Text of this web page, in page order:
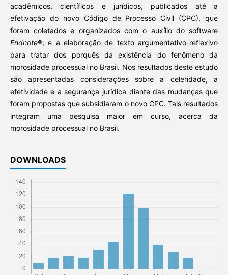
acadêmicos, científicos e jurídicos, publicados até a
efetivação do novo Código de Processo Civil (CPC), que
foram coletados e organizados com o auxílio do software
Endnote®; e a elaboração de texto argumentativo-reflexivo
para tratar dos porquês da existência do fenômeno da
morosidade processual no Brasil. Nos resultados deste estudo
são apresentadas considerações sobre a celeridade, a
efetividade e a segurança jurídica diante das mudanças que
foram propostas que subsidiaram o novo CPC. Tais resultados
integram uma pesquisa maior em curso, acerca da
morosidade processual no Brasil.
DOWNLOADS